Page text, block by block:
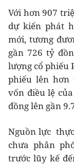
Với hơn 907
dự kiến phát
mới, tương
gần 726 tỷ
lượng cổ phiếu
phiếu lên hơn
vốn điều lệ
đồng lên gần
Nguồn lực
chưa phân
trước lũy kế